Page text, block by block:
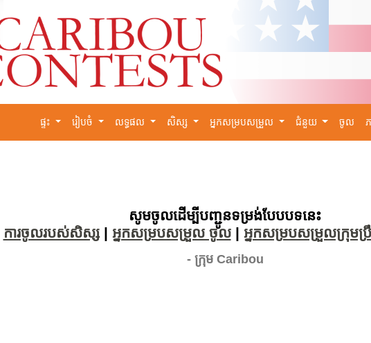
ផ្ទះ រៀបចំ លទ្ធផល សិស្ស អ្នកសម្របសម្រួល ជំនួយ ចូល
សូមចូលដើម្បីបញ្ជូនទម្រង់បែបបទនេះ
ការចូលរបស់សិស្ស| អ្នកសម្របសម្រួល ចូល| អ្នកសម្របសម្រួលក្រុមប្
- ក្រុម Caribou